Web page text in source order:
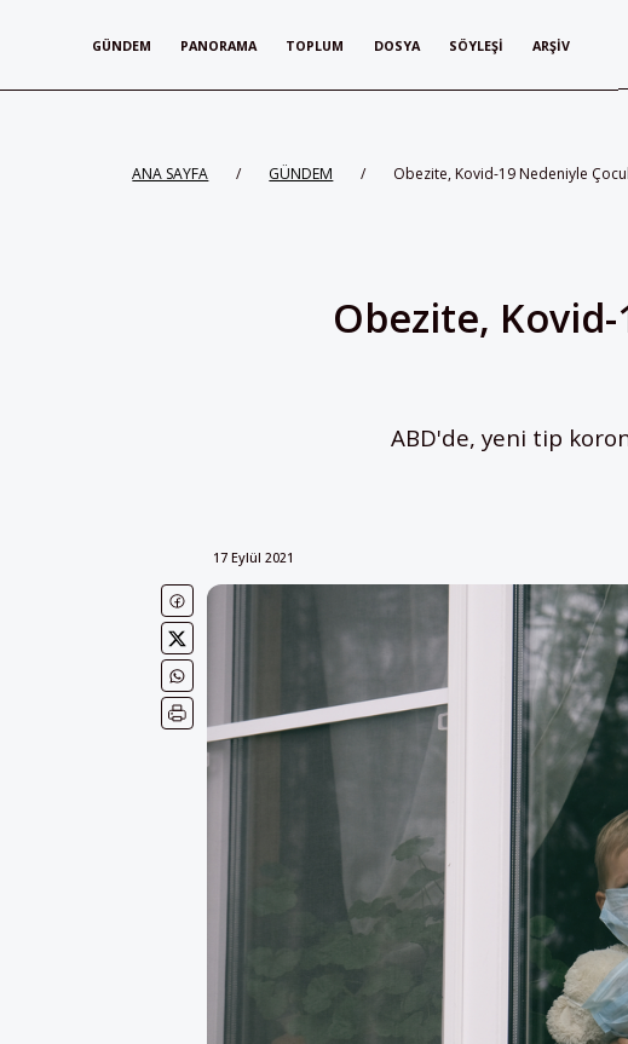
GÜNDEM PANORAMA TOPLUM DOSYA SÖYLEŞI ARŞIV
ANA SAYFA / GÜNDEM / Obezite, Kovid-19 Nedeniyle
Obezite,
ABD'de, yeni tip
17 Eylül 2021